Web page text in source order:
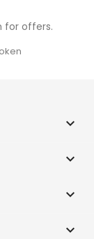
for offers.
keyboard_arrow_down


